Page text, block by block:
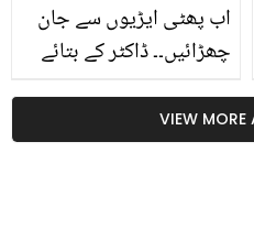
اب پھٹی ایڑیوں سے جان
چھڑائیں۔۔ ڈاکٹر کے بتائے
مدد سے آپ پھٹی ایڑیوں کا
علاج گھر بیٹھے کر سکتے
VIEW MORE